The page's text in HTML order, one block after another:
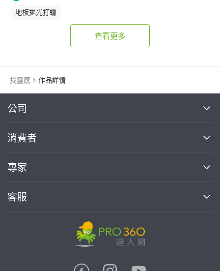
地板拋光打蠟
查看更多
找靈感 作品詳情
公司
關於我們
部落格
加入我們
消費者
買服務
熱門服務
專家
案件中心
客服
繼續完成